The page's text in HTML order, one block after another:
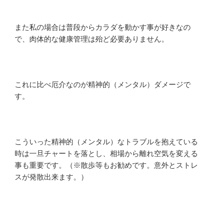
また私の場合は普段からカラダを動かす事が好きなの
で、肉体的な健康管理は殆ど必要ありません。
これに比べ厄介なのが精神的（メンタル）ダメージで
す。
こういった精神的（メンタル）なトラブルを抱えている
時は一旦チャートを落とし、相場から離れ空気を変える
事も重要です。（※散歩等もお勧めです。意外とストレ
スが発散出来ます。）